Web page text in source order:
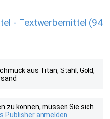
- Textwerbemittel (94
aus Titan, Stahl, Gold,
zu können, müssen Sie sich
Publisher anmelden